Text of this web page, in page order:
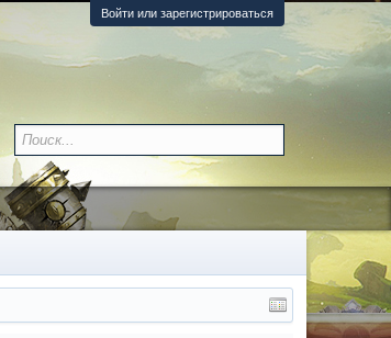
Войти или зарегистрироваться